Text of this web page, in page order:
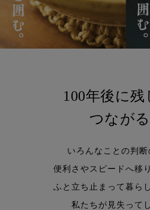
100年後に残
つなが
いろんなことの判
便利さやスピードへ移
ふと立ち止まって暮ら
私たちが見失って